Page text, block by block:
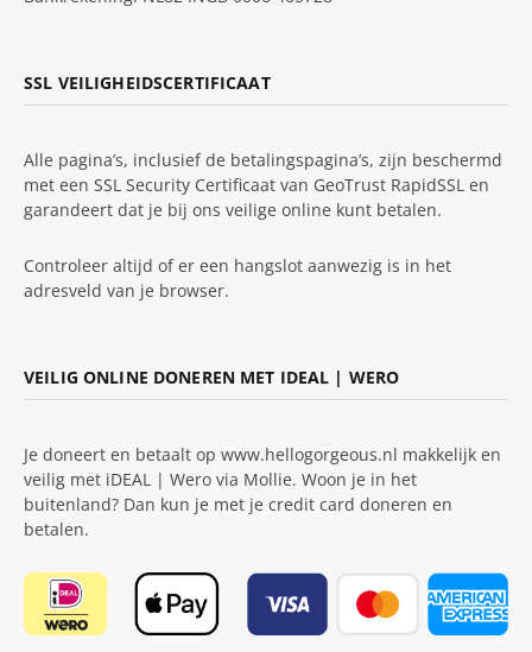
SSL VEILIGHEIDSCERTIFICAAT
Alle pagina’s, inclusief de betalingspagina’s, zijn beschermd
met een SSL Security Certificaat van GeoTrust RapidSSL en
garandeert dat je bij ons veilige online kunt betalen.
Controleer altijd of er een hangslot aanwezig is in het
adresveld van je browser.
VEILIG ONLINE DONEREN MET IDEAL | WERO
Je doneert en betaalt op www.hellogorgeous.nl makkelijk en
veilig met iDEAL | Wero via Mollie. Woon je in het
buitenland? Dan kun je met je credit card doneren en
betalen.